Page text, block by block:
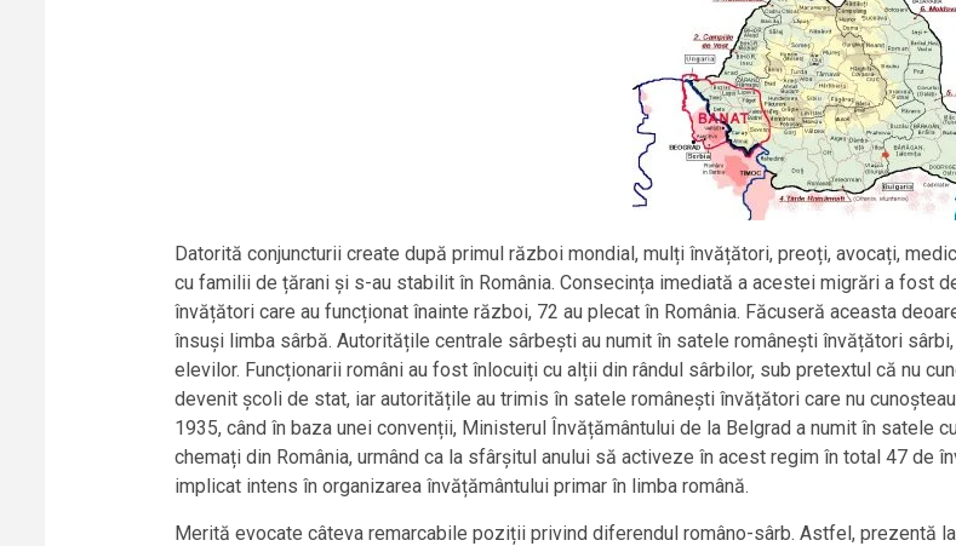
Datorită conjuncturii create după primul război mondial, mulți învățători, preoți, avocați,
cu familii de țărani și s-au stabilit în România. Consecința imediată a acestei migrări a fost
învățători care au funcționat înainte război, 72 au plecat în România. Făcuseră aceasta
însuși limba sârbă. Autoritățile centrale sârbești au numit în satele românești învățători
elevilor. Funcționarii români au fost înlocuiți cu alții din rândul sârbilor, sub pretextul că nu
devenit școli de stat, iar autoritățile au trimis în satele românești învățători care nu
1935, când în baza unei convenții, Ministerul Învățământului de la Belgrad a numit în satele
chemați din România, urmând ca la sfârșitul anului să activeze în acest regim în total 47 de
implicat intens în organizarea învățământului primar în limba română.
Merită evocate câteva remarcabile poziții privind diferendul româno-sârb. Astfel, prezentă